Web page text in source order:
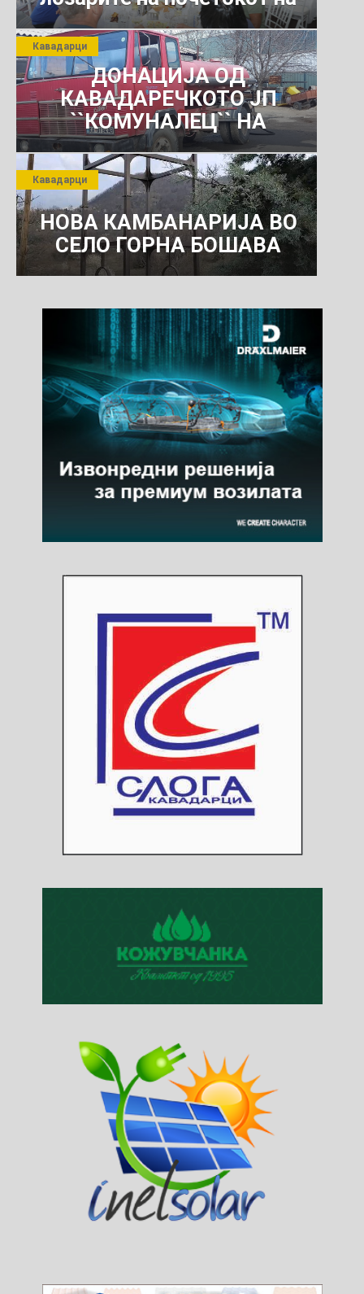
јули 2026 г.
ДОНАЦИЈА ОД
КАВАДАРЕЧКОТО ЈП
``КОМУНАЛЕЦ`` НА
РОСОМАНСКОТО ЈАВНО
ПРЕТПРИЈАТИЕ ЗА
КОМУНАЛНО УСЛУГИ
Кавадарци
НОВА КАМБАНАРИЈА ВО
СЕЛО ГОРНА БОШАВА
Кавадарци